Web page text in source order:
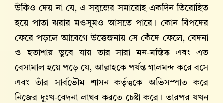
উঁকিও দেয় না যে, এ সবুজের সমারোহ একদিন তিরোহিত
হয়ে পাতা ঝরার মওসুমও আসতে পারে। কোন বিপদের
ফেরে পড়লে আবেগে উত্তেজনায় সে কেঁদে ফেলে, বেদনা
ও হতাশায় ডুবে যায় তার সারা মন-মস্তিষ্ক এবং এত
বেসামাল হয়ে পড়ে যে, আল্লাহকে পর্যন্ত গালমন্দ করে বসে
এবং তাঁর সার্বভৌম শাসন কর্তৃত্বকে অভিসম্পাত করে
নিজের দুঃখ-বেদনা লাঘব করতে চেষ্টা করে। তারপর যখন